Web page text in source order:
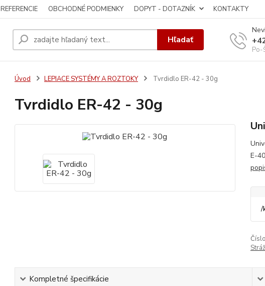
REFERENCIE OBCHODNÉ PODMIENKY DOPYT - DOTAZNÍK KONTAKTY
Hľadať
Po-
Úvod LEPIACE SYSTÉMY A ROZTOKY Tvrdidlo ER-42 - 30g
Tvrdidlo ER-42 - 30g
E-
/
Kompletné špecifikácie